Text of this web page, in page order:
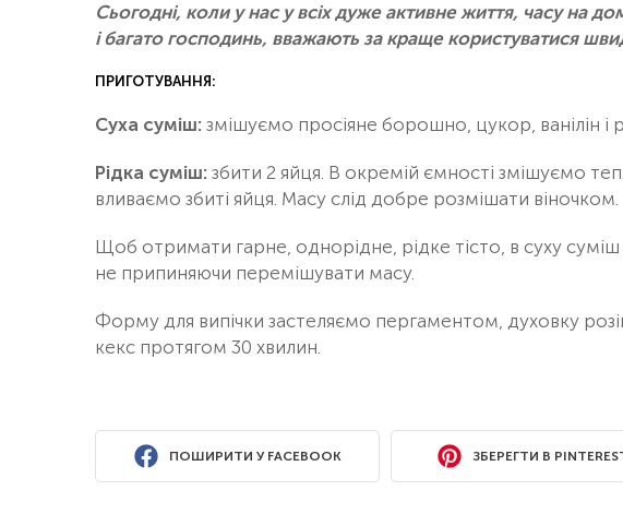
Сьогодні, коли у нас у всіх дуже активне життя, часу на
і багато господинь, вважають за краще користуватися
ПРИГОТУВАННЯ:
Суха суміш: змішуємо просіяне борошно, цукор, ванілін і
Рідка суміш: збити 2 яйця. В окремій ємності змішуємо
вливаємо збиті яйця. Масу слід добре розмішати віночком.
Щоб отримати гарне, однорідне, рідке тісто, в суху
не припиняючи перемішувати масу.
Форму для випічки застеляємо пергаментом, духовку
кекс протягом 30 хвилин.
ПОШИРИТИ У FACEBOOK ЗБЕРЕГТИ В